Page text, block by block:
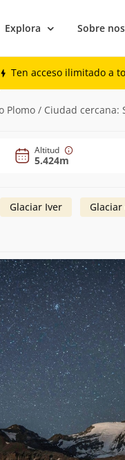
Explora Sobre
Ten acceso ilimitado a
(5.424m)
/ Ciudad cercana:
Altitud
5.424m
Glaciar Iver Glaciar